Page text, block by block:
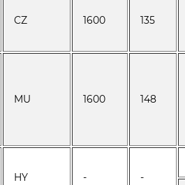
CZ 1600 135
MU 1600 148
HY - -